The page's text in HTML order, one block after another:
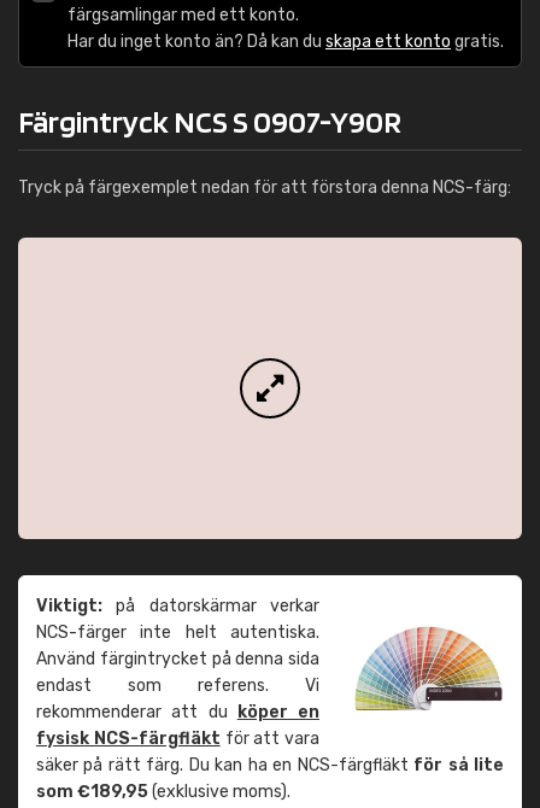
färgsamlingar med ett konto.
Har du inget konto än? Då kan du skapa ett konto gratis.
Färgintryck NCS S 0907-Y90R
Tryck på färgexemplet nedan för att förstora denna NCS-färg:
Viktigt: på datorskärmar verkar
NCS-färger inte helt autentiska.
Använd färgintrycket på denna sida
endast som referens. Vi
rekommenderar att du
köper en
fysisk NCS-färgfläkt för att vara
säker på rätt färg. Du kan ha en NCS-färgfläkt för så lite
som €189,95(exklusive moms).